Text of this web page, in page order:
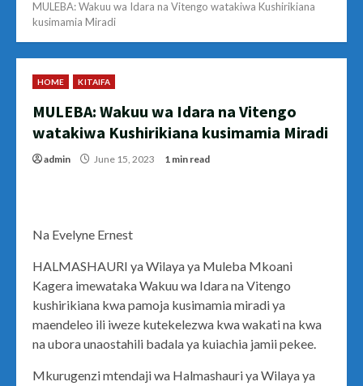
MULEBA: Wakuu wa Idara na Vitengo watakiwa Kushirikiana
kusimamia Miradi
HOME KITAIFA
MULEBA: Wakuu wa Idara na Vitengo
watakiwa Kushirikiana kusimamia Miradi
admin June 15, 2023 1 min read
Na Evelyne Ernest
HALMASHAURI ya Wilaya ya Muleba Mkoani
Kagera imewataka Wakuu wa Idara na Vitengo
kushirikiana kwa pamoja kusimamia miradi ya
maendeleo ili iweze kutekelezwa kwa wakati na kwa
na ubora unaostahili badala ya kuiachia jamii pekee.
Mkurugenzi mtendaji wa Halmashauri ya Wilaya ya